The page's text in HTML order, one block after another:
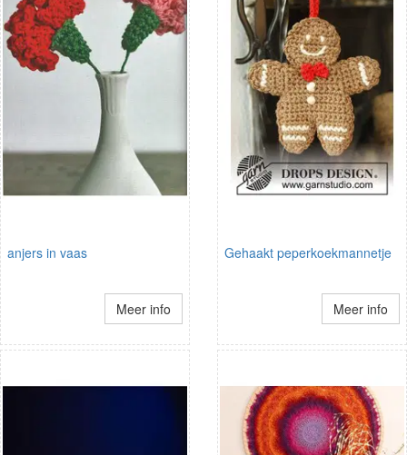
anjers in vaas
Meer info
Gehaakt peperkoekmannetje
Meer info